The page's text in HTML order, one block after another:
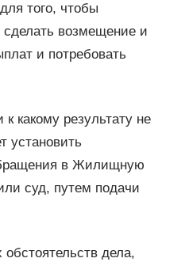
того, чтобы
сделать возмещение и
и потребовать
какому результату не
установить
в Жилищную
суд, путем подачи
дела,